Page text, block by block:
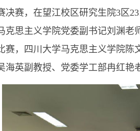
决赛，在望江校区研究生院3区
克思主义学院党委副书记刘渊老
赛，四川大学马克思主义学院陈
海英副教授、党委学工部冉红艳